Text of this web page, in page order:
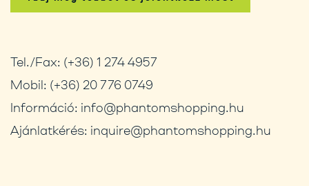
Tel./Fax: (+36) 1 274 4957
Mobil: (+36) 20 776 0749
Információ: info@phantomshopping.hu
Ajánlatkérés: inquire@phantomshopping.hu